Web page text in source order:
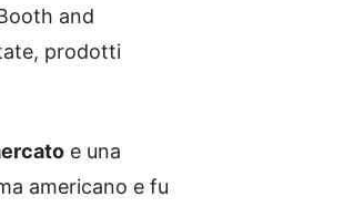
and
prodotti
e una
americano e fu